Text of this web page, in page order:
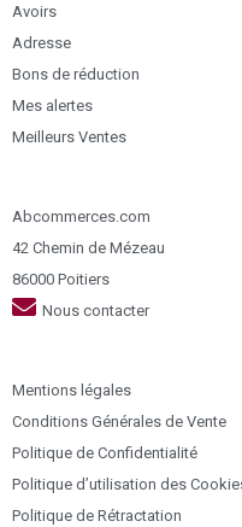
Avoirs
Adresse
Bons de réduction
Mes alertes
Meilleurs Ventes
Abcommerces.com
42 Chemin de Mézeau
86000 Poitiers
Nous contacter
Mentions légales
Conditions Générales de Vente
Politique de Confidentialité
Politique d’utilisation des
Politique de Rétractation